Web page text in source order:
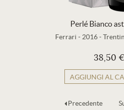
Perlé Bianco
Ferrari - 2016-
38,50
AGGIUNGI AL
Precedente